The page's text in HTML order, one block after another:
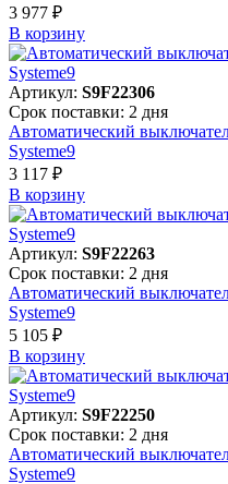
3 977 ₽
В корзинy
Артикул: S9F22306
Срок поставки: 2 дня
Автоматический
Systeme9
3 117 ₽
В корзинy
Артикул: S9F22263
Срок поставки: 2 дня
Автоматический
Systeme9
5 105 ₽
В корзинy
Артикул: S9F22250
Срок поставки: 2 дня
Автоматический
Systeme9